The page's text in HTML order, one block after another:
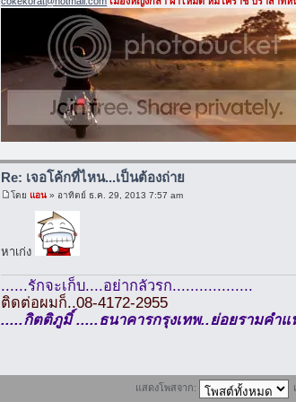
Re: เจอโค้กที่ไหน...เป็นต้องถ่าย
โดย แอน » อาทิตย์ ธ.ค. 29, 2013 7:57 am
หาเก่ง
......รักจะเก็บ....อย่ากลัวรก..................
ติดต่อผมก็..08-4172-2955
.....กิตติภูมิ์ .....ธนาคารกรุงเทพ..ย่อยรามคำแ
แสดงโพสจาก: